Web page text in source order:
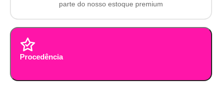
parte do nosso estoque premium
Procedência